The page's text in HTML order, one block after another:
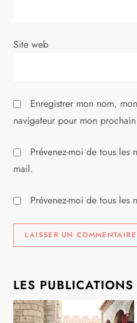
e
Site web
Enregistrer mon nom,
navigateur pour mon
Prévenez-moi de tous les
mail.
Prévenez-moi de tous les
LES